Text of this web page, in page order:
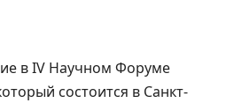
в IV Научном Форуме
состоится в Санкт-